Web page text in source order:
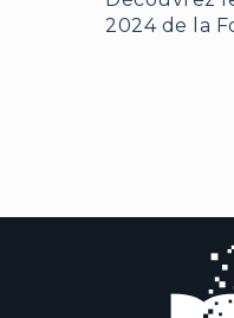
2024 de la